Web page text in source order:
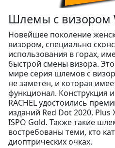
Шлемы с визором
Новейшее поколение
визором, специально
использования в горах,
быстрой смены визора.
мире серия шлемов с
не заметен, и которая
функционал. Конструкция
RACHEL удостоились
изданий Red Dot 2020,
ISPO Gold. Также такие
востребованы теми, кто
диоптрических очках.